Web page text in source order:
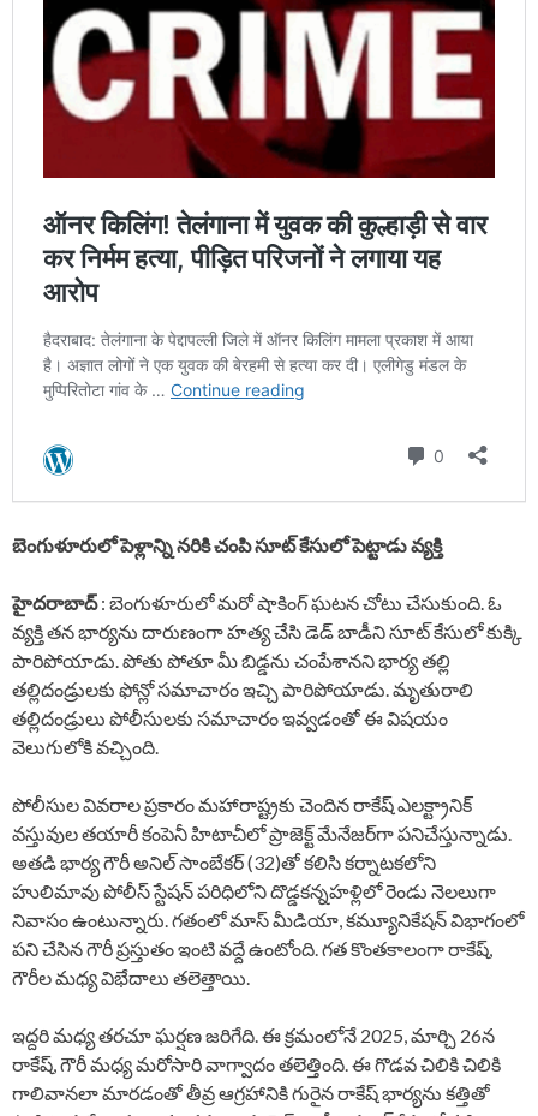
బెంగుళూరులో పెళ్లాన్ని నరికి చంపి సూట్ కేసులో పెట్టాడు వ్యక్తి
హైదరాబాద్: బెంగుళూరులో మరో షాకింగ్ ఘటన చోటు చేసుకుంది. ఓ
వ్యక్తి తన భార్యను దారుణంగా హత్య చేసి డెడ్ బాడీని సూట్ కేసులో కుక్కి
పారిపోయాడు. పోతు పోతూ మీ బిడ్డను చంపేశానని భార్య తల్లి
తల్లిదండ్రులకు ఫోన్లో సమాచారం ఇచ్చి పారిపోయాడు. మృతురాలి
తల్లిదండ్రులు పోలీసులకు సమాచారం ఇవ్వడంతో ఈ విషయం
వెలుగులోకి వచ్చింది.
పోలీసుల వివరాల ప్రకారం మహారాష్ట్రకు చెందిన రాకేష్‌ ఎలక్ట్రానిక్
వస్తువుల తయారీ కంపెనీ హిటాచీలో ప్రాజెక్ట్ మేనేజర్‌గా పనిచేస్తున్నాడు.
అతడి భార్య గౌరీ అనిల్ సాంబేకర్ (32)తో కలిసి కర్నాటకలోని
హులిమావు పోలీస్ స్టేషన్ పరిధిలోని దొడ్డకన్నహళ్లిలో రెండు నెలలుగా
నివాసం ఉంటున్నారు. గతంలో మాస్ మీడియా, కమ్యూనికేషన్ విభాగంలో
పని చేసిన గౌరీ ప్రస్తుతం ఇంటి వద్దే ఉంటోంది. గత కొంతకాలంగా రాకేష్,
గౌరీల మధ్య విభేదాలు తలెత్తాయి.
ఇద్దరి మధ్య తరచూ ఘర్షణ జరిగేది. ఈ క్రమంలోనే 2025, మార్చి 26న
రాకేష్, గౌరీ మధ్య మరోసారి వాగ్వాదం తలెత్తింది. ఈ గొడవ చిలికి చిలికి
గాలివానలా మారడంతో తీవ్ర ఆగ్రహానికి గురైన రాకేష్ భార్యను కత్తితో